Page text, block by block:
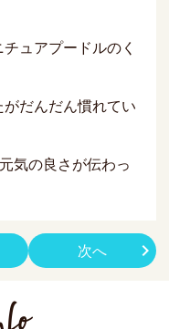
ュアプードルのく
だんだん慣れてい
気の良さが伝わっ
次へ